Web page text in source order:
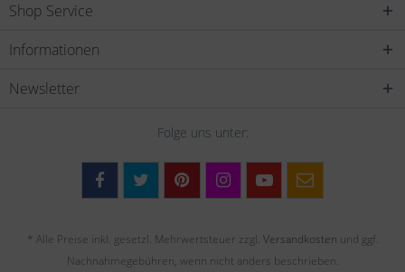
Shop Service
Informationen
Newsletter
Folge uns unter:
* Alle Preise inkl. gesetzl. Mehrwertsteuer zzgl. Versandkosten und ggf.
Nachnahmegebühren, wenn nicht anders beschrieben.